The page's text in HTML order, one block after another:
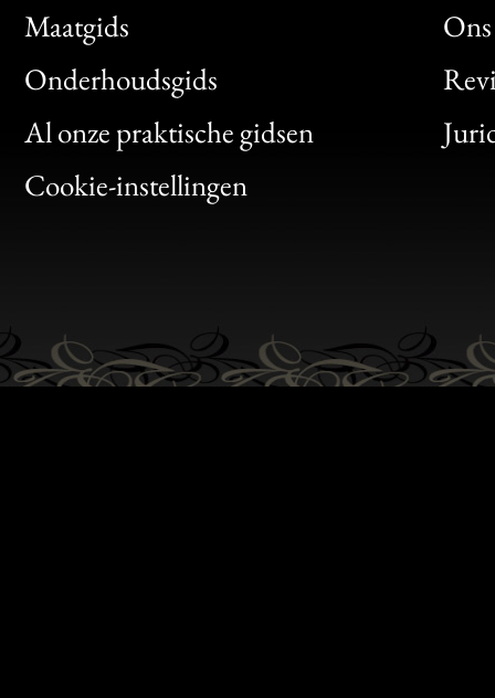
Maatgids
Onderhoudsgids
Al onze praktische gidsen
Cookie-instellingen
Bon
Clic